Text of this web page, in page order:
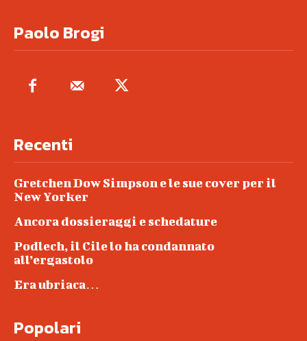
Paolo Brogi
Recenti
Gretchen Dow Simpson e le sue cover per il
New Yorker
Ancora dossieraggi e schedature
Podlech, il Cile lo ha condannato
all’ergastolo
Era ubriaca…
Popolari